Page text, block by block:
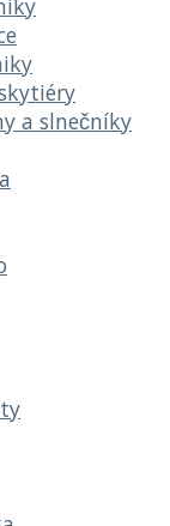
a slnečníky